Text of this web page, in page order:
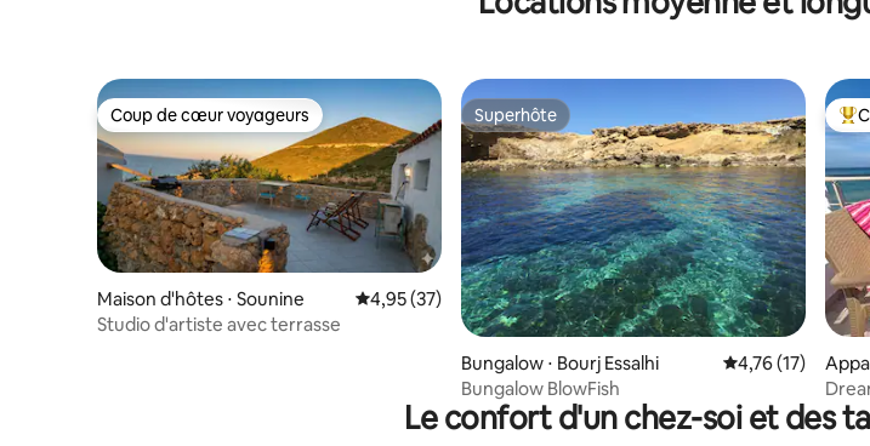
Coup de cœur voyageurs
Coup de cœur voyageurs
Maison d'hôtes ⋅ Sounine Évaluation moyenne sur la base de 37 commentaires : 4,95
4,95 (37)
Studio d'artiste avec terrasse
Superhôte
Superhôte
Bungalow ⋅ Bourj Essalhi Évaluation
4,76 (17)
Bungalow BlowFish
Le confort d'un chez-soi et des